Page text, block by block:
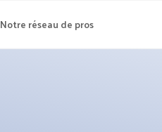
Notre réseau de pros